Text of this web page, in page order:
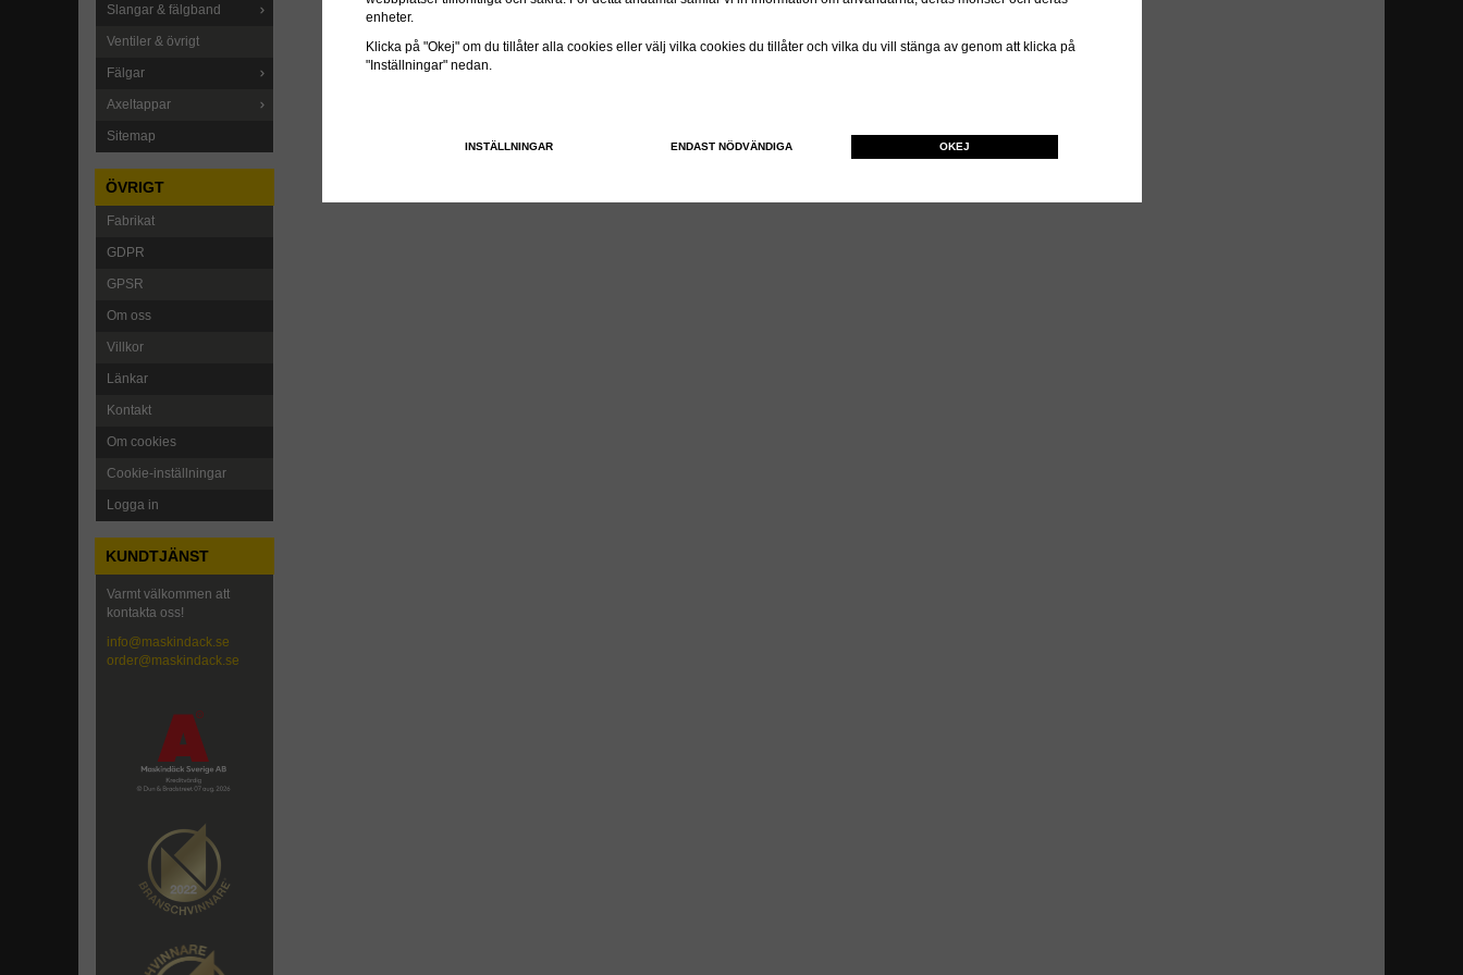
Slangar & fälgband
Ventiler & övrigt
Fälgar
Axeltappar
Sitemap
ÖVRIGT
Fabrikat
GDPR
GPSR
Om oss
Villkor
Länkar
Kontakt
Om cookies
Cookie-inställningar
Logga in
KUNDTJÄNST
Varmt välkommen att
kontakta oss!
info@maskindack.se
order@maskindack.se
enheter.
Klicka på "Okej" om du tillåter alla cookies eller välj vilka cookies du tillåter och vilka du vill stänga av genom att klicka på
"Inställningar" nedan.
INSTÄLLNINGAR ENDAST NÖDVÄNDIGA OKEJ